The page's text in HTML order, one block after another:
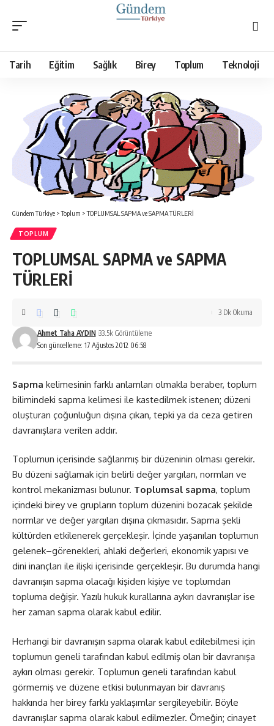
Tarih Eğitim Sağlık Birey Toplum Teknoloji
Gündem Türkiye >Toplum >TOPLUMSAL SAPMA ve SAPMA TÜRLERİ
TOPLUM
TOPLUMSAL SAPMA ve SAPMA
TÜRLERİ
Son güncelleme: 17 Ağustos 2012 06:58
Ahmet Taha AYDIN 33.5k Görüntüleme
3 Dk Okuma
Sapma kelimesinin farklı anlamları olmakla beraber, toplum
bilimindeki sapma kelimesi ile kastedilmek istenen; düzeni
oluşturan çoğunluğun dışına çıkan, tepki ya da ceza getiren
davranışlara verilen addır.
Toplumun içerisinde sağlanmış bir düzeninin olması gerekir.
Bu düzeni sağlamak için belirli değer yargıları, normları ve
kontrol mekanizması bulunur. Toplumsal sapma, toplum
içindeki birey ve grupların toplum düzenini bozacak şekilde
normlar ve değer yargıları dışına çıkmasıdır. Sapma şekli
kültürden etkilenerek gerçekleşir. İçinde yaşanılan toplumun
gelenek–görenekleri, ahlaki değerleri, ekonomik yapısı ve
dini inançları ile ilişki içerisinde gerçekleşir. Bu durumda hangi
davranışın sapma olacağı kişiden kişiye ve toplumdan
topluma değişir. Yazılı hukuk kurallarına aykırı davranışlar ise
her zaman sapma olarak kabul edilir.
Herhangi bir davranışın sapma olarak kabul edilebilmesi için
toplumun geneli tarafından kabul edilmiş olan bir davranışa
aykırı olması gerekir. Toplumun geneli tarafından kabul
görmemiş ve düzene etkisi bulunmayan bir davranış
hakkında her birey farklı yaklaşımlar sergileyebilir. Böyle
davranışlar sapma olarak kabul edilmezler. Örneğin; cinayet